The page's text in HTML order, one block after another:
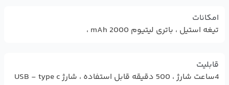
امکانات
تیغه استیل ، باتری لیتیوم 2000 mAh ،
قابلیت
4ساعت شارژ ، 500 دقیقه قابل استفاده ، شارژ USB - type c